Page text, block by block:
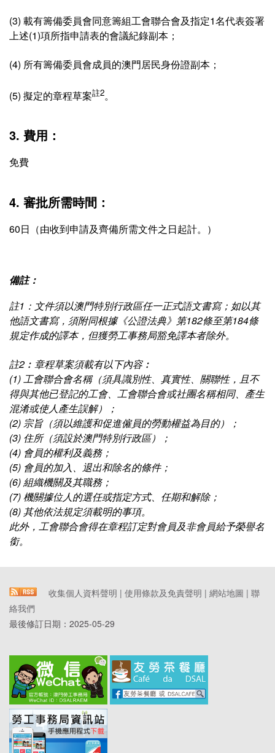
(3) 載有籌備委員會同意籌組工會聯合會及指定1名代表簽署
上述(1)項所指申請表的會議紀錄副本；
(4) 所有籌備委員會成員的澳門居民身份證副本；
(5) 擬定的章程草案註2。
3. 費用：
免費
4. 審批所需時間：
60日（由收到申請及齊備所需文件之日起計。）
備註：
註1：文件須以澳門特別行政區任一正式語文書寫；如以其
他語文書寫，須附同根據《公證法典》第182條至第184條
規定作成的譯本，但獲勞工事務局豁免譯本者除外。
註2︰章程草案須載有以下內容︰
(1) 工會聯合會名稱（須具識別性、真實性、關聯性，且不
得與其他已登記的工會、工會聯合會或社團名稱相同、產生
混淆或使人產生誤解）；
(2) 宗旨（須以維護和促進僱員的勞動權益為目的）；
(3) 住所（須設於澳門特別行政區）；
(4) 會員的權利及義務；
(5) 會員的加入、退出和除名的條件；
(6) 組織機關及其職務；
(7) 機關據位人的選任或指定方式、任期和解除；
(8) 其他依法規定須載明的事項。
此外，工會聯合會得在章程訂定對會員及非會員給予榮譽名
銜。
收集個人資料聲明 | 使用條款及免責聲明 | 網站地圖 | 聯
絡我們
最後修訂日期： 2025-05-29